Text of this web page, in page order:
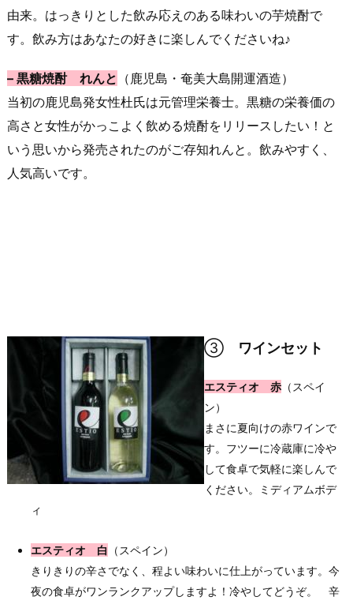
由来。はっきりとした飲み応えのある味わいの芋焼酎で
す。飲み方はあなたの好きに楽しんでくださいね♪
– 黒糖焼酎 れんと （鹿児島・奄美大島開運酒造）
当初の鹿児島発女性杜氏は元管理栄養士。黒糖の栄養価の
高さと女性がかっこよく飲める焼酎をリリースしたい！と
いう思いから発売されたのがご存知れんと。飲みやすく、
人気高いです。
③ ワインセット
エスティオ 赤 （スペイ
ン）
まさに夏向けの赤ワインで
す。フツーに冷蔵庫に冷や
して食卓で気軽に楽しんで
ください。ミディアムボデ
ィ
エスティオ 白
（スペイン）
きりきりの辛さでなく、程よい味わいに仕上がっています。今
夜の食卓がワンランクアップしますよ！冷やしてどうぞ。 辛